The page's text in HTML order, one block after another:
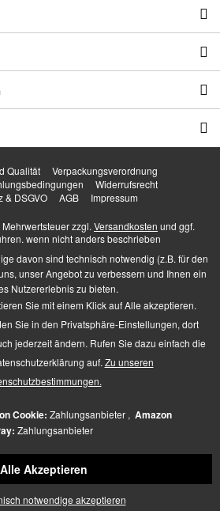
Qualität
Verpackungsverordnung
Widerrufsrecht
& DSGVO
AGB Impressum
zzgl. Versandkosten und ggf.
wenn nicht anders beschrieben
Reserved. Design byTC-Innovations GmbH
davon sind technisch notwendig (z.B. für den
unser Angebot zu verbessern und Ihnen ein
Nutzererlebnis zu bieten.
Sie mit einem Klick auf Alle akzeptieren.
Sie in den Privatsphäre-Einstellungen, dort
jederzeit ändern. Rufen Sie dazu einfach die
auf. Zu unseren
Cookie: Zahlungsanbieter , Amazon
Zahlungsanbieter
notwendige akzeptieren
Alle Akzeptieren